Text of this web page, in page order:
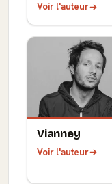
Voir l'auteur
Vianney
Voir l'auteur